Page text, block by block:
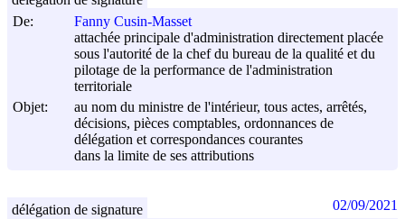
De:
Fanny Cusin-Masset
attachée principale d'administration directement placée
sous l'autorité de la chef du bureau de la qualité et du
pilotage de la performance de l'administration
territoriale
Objet:
au nom du ministre de l'intérieur, tous actes, arrêtés,
décisions, pièces comptables, ordonnances de
délégation et correspondances courantes
dans la limite de ses attributions
délégation de signature 02/09/2021